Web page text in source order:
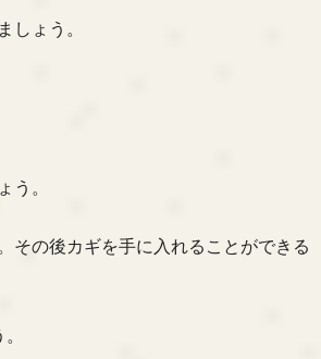
しょう。
。
その後カギを手に入れることができる